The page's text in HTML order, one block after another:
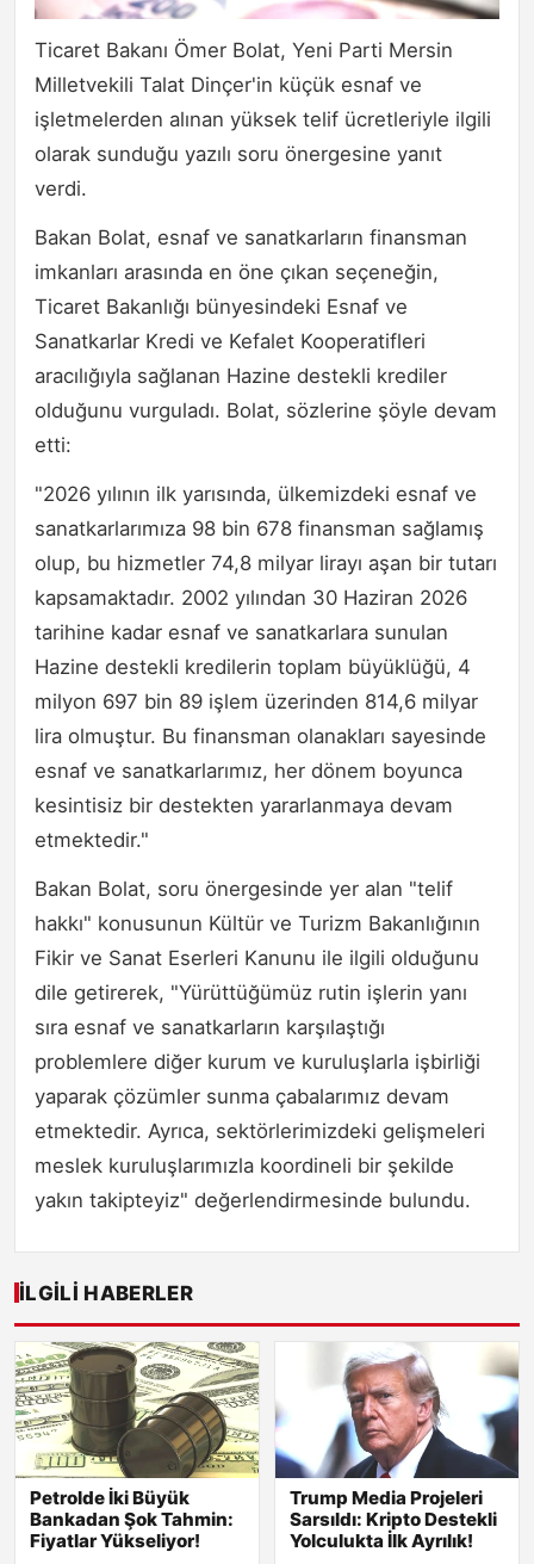
Ticaret Bakanı Ömer Bolat, Yeni Parti Mersin
Milletvekili Talat Dinçer'in küçük esnaf ve
işletmelerden alınan yüksek telif ücretleriyle ilgili
olarak sunduğu yazılı soru önergesine yanıt
verdi.
Bakan Bolat, esnaf ve sanatkarların finansman
imkanları arasında en öne çıkan seçeneğin,
Ticaret Bakanlığı bünyesindeki Esnaf ve
Sanatkarlar Kredi ve Kefalet Kooperatifleri
aracılığıyla sağlanan Hazine destekli krediler
olduğunu vurguladı. Bolat, sözlerine şöyle devam
etti:
"2026 yılının ilk yarısında, ülkemizdeki esnaf ve
sanatkarlarımıza 98 bin 678 finansman sağlamış
olup, bu hizmetler 74,8 milyar lirayı aşan bir tutarı
kapsamaktadır. 2002 yılından 30 Haziran 2026
tarihine kadar esnaf ve sanatkarlara sunulan
Hazine destekli kredilerin toplam büyüklüğü, 4
milyon 697 bin 89 işlem üzerinden 814,6 milyar
lira olmuştur. Bu finansman olanakları sayesinde
esnaf ve sanatkarlarımız, her dönem boyunca
kesintisiz bir destekten yararlanmaya devam
etmektedir."
Bakan Bolat, soru önergesinde yer alan "telif
hakkı" konusunun Kültür ve Turizm Bakanlığının
Fikir ve Sanat Eserleri Kanunu ile ilgili olduğunu
dile getirerek, "Yürüttüğümüz rutin işlerin yanı
sıra esnaf ve sanatkarların karşılaştığı
problemlere diğer kurum ve kuruluşlarla işbirliği
yaparak çözümler sunma çabalarımız devam
etmektedir. Ayrıca, sektörlerimizdeki gelişmeleri
meslek kuruluşlarımızla koordineli bir şekilde
yakın takipteyiz" değerlendirmesinde bulundu.
İLGILI HABERLER
Petrolde İki Büyük
Bankadan Şok Tahmin:
Fiyatlar Yükseliyor!
Trump Media Projeleri
Sarsıldı: Kripto Destekli
Yolculukta İlk Ayrılık!